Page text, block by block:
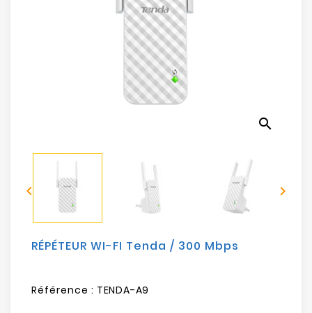
Mobilités
Loisirs
search
 
RÉPÉTEUR WI-FI Tenda / 300 Mbps
Référence : TENDA-A9